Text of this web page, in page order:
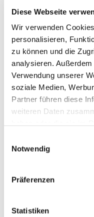
Diese Webseite
Wir verwenden
personalisieren,
zu können und die
analysieren.
Verwendung unserer
soziale Medien,
Partner führen diese
weiteren Daten
Notwendig
Präferenzen
Statistiken
Singst Du gerne? Dann
will oder es einfach
mittwochs einfach
Kinderkantorei I:
Mittwochs,
(Für Vorschulkinder u.
Am Zwingel 3,
Kinderkantorei II:
Am Zwingel 3, Dillenburg
Unsere Kantorin Petra
Ihr Fragen habt,